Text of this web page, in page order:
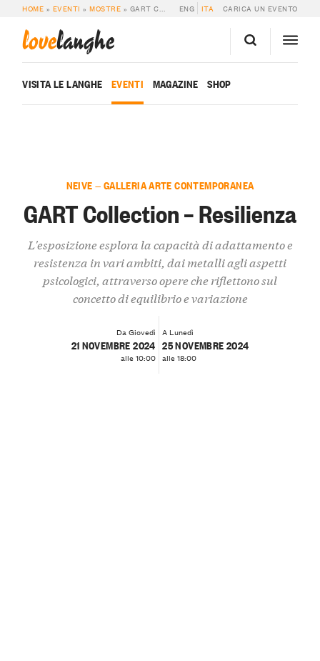
HOME » EVENTI »MOSTRE » GART COLLECTION – RESILIENZA ENG ITA CARICA UN EVENTO
lovelanghe
VISITA LE LANGHE EVENTI MAGAZINE SHOP
NEIVE — GALLERIA ARTE CONTEMPORANEA
GART Collection – Resilienza
L'esposizione esplora la capacità di adattamento e
resistenza in vari ambiti, dai metalli agli aspetti
psicologici, attraverso opere che riflettono sul
concetto di equilibrio e variazione
Da Giovedì
21 NOVEMBRE 2024
alle 10:00
A Lunedì
25 NOVEMBRE 2024
alle 18:00